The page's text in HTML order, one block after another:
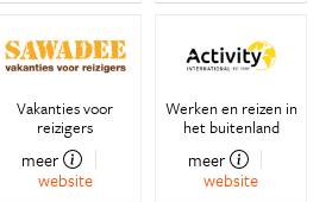
Vakanties voor
reizigers
meer
website
Werken en reizen in
het buitenland
meer
website